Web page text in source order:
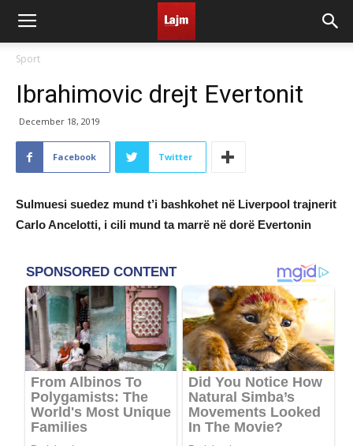
Sport
Ibrahimovic drejt Evertonit
December 18, 2019
Facebook Twitter
Sulmuesi suedez mund t’i bashkohet në Liverpool trajnerit
Carlo Ancelotti, i cili mund ta marrë në dorë Evertonin